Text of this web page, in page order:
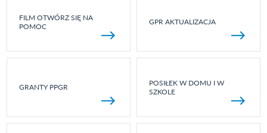
FILM OTWÓRZ SIĘ NA
POMOC
GPR AKTUALIZACJA
GRANTY PPGR
POSIŁEK W DOMU I W
SZKOLE